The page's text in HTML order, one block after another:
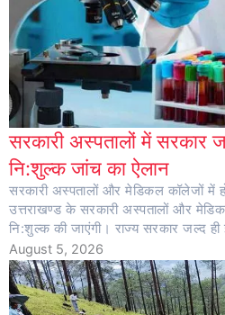
सरकारी अस्पतालों में सरकार
नि:शुल्क जांच का ऐलान
सरकारी अस्पतालों और मेडिकल कॉलेजों में
उत्तराखण्ड के सरकारी अस्पतालों और
नि:शुल्क की जाएंगी। राज्य सरकार जल्द
August 5, 2026